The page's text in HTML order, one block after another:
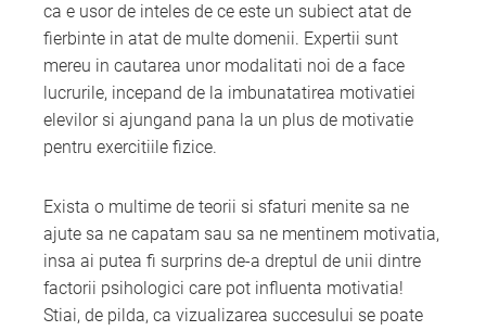
ca e usor de inteles de ce este un subiect atat de
fierbinte in atat de multe domenii. Expertii sunt
mereu in cautarea unor modalitati noi de a face
lucrurile, incepand de la imbunatatirea motivatiei
elevilor si ajungand pana la un plus de motivatie
pentru exercitiile fizice.
Exista o multime de teorii si sfaturi menite sa ne
ajute sa ne capatam sau sa ne mentinem motivatia,
insa ai putea fi surprins de-a dreptul de unii dintre
factorii psihologici care pot influenta motivatia!
Stiai, de pilda, ca vizualizarea succesului se poate